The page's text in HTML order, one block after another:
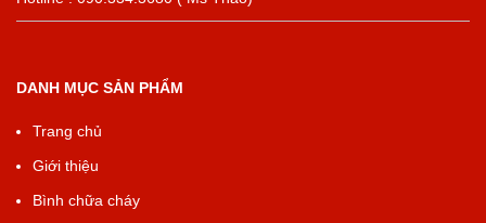
DANH MỤC SẢN PHẨM
Trang chủ
Giới thiệu
Bình chữa cháy